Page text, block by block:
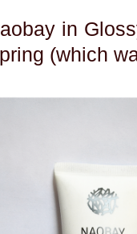
in
(which